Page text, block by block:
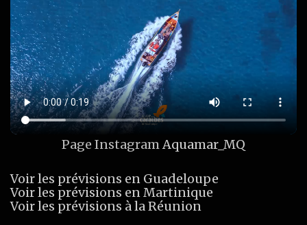
Page Instagram Aquamar_MQ
Voir les prévisions en Guadeloupe
Voir les prévisions en Martinique
Voir les prévisions à la Réunion